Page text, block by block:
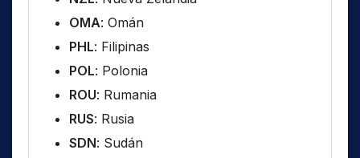
OMA: Omán
PHL: Filipinas
POL: Polonia
ROU: Rumania
RUS: Rusia
SDN: Sudán